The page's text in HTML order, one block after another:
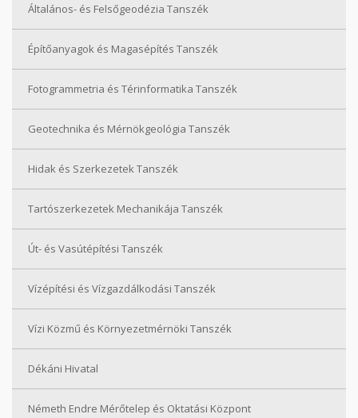
Általános- és Felsőgeodézia Tanszék
Építőanyagok és Magasépítés Tanszék
Fotogrammetria és Térinformatika Tanszék
Geotechnika és Mérnökgeológia Tanszék
Hidak és Szerkezetek Tanszék
Tartószerkezetek Mechanikája Tanszék
Út- és Vasútépítési Tanszék
Vízépítési és Vízgazdálkodási Tanszék
Vízi Közmű és Környezetmérnöki Tanszék
Dékáni Hivatal
Németh Endre Mérőtelep és Oktatási Központ